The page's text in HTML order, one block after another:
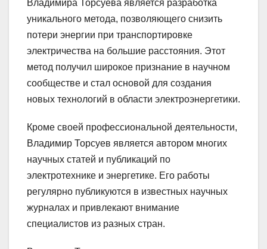
Владимира Торсуева является разработка
уникального метода, позволяющего снизить
потери энергии при транспортировке
электричества на большие расстояния. Этот
метод получил широкое признание в научном
сообществе и стал основой для создания
новых технологий в области электроэнергетики.
Кроме своей профессиональной деятельности,
Владимир Торсуев является автором многих
научных статей и публикаций по
электротехнике и энергетике. Его работы
регулярно публикуются в известных научных
журналах и привлекают внимание
специалистов из разных стран.